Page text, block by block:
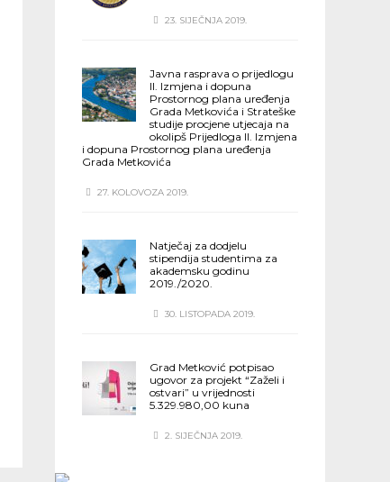
23. SIJEČNJA 2019.
Javna rasprava o prijedlogu
II. Izmjena i dopuna
Prostornog plana uređenja
Grada Metkovića i Strateške
studije procjene utjecaja na
okolipš Prijedloga II. Izmjena
i dopuna Prostornog plana uređenja
Grada Metkovića
27. KOLOVOZA 2019.
Natječaj za dodjelu
stipendija studentima za
akademsku godinu
2019./2020.
30. LISTOPADA 2019.
Grad Metković potpisao
ugovor za projekt “Zaželi i
ostvari” u vrijednosti
5.329.980,00 kuna
2. SIJEČNJA 2019.